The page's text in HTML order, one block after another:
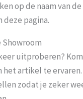
op de naam van
deze pagina.
uitproberen?
het artikel te
zodat je zeker